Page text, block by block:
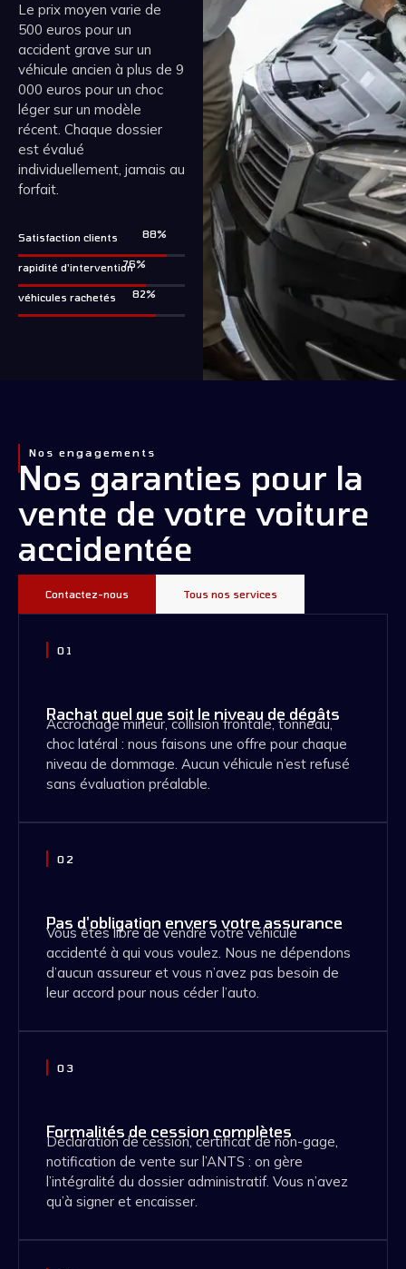
Le prix moyen varie de
500 euros pour un
accident grave sur un
véhicule ancien à plus de 9
000 euros pour un choc
léger sur un modèle
récent. Chaque dossier
est évalué
individuellement, jamais au
forfait.
Satisfaction clients 99
rapidité d'intervention 85
véhicules rachetés 92
Nos engagements
Nos garanties pour la
vente de votre voiture
accidentée
Contactez-nous Tous nos services
01
Rachat quel que soit le niveau de dégâts
Accrochage mineur, collision frontale, tonneau,
choc latéral : nous faisons une offre pour chaque
niveau de dommage. Aucun véhicule n’est refusé
sans évaluation préalable.
02
Pas d'obligation envers votre assurance
Vous êtes libre de vendre votre véhicule
accidenté à qui vous voulez. Nous ne dépendons
d’aucun assureur et vous n’avez pas besoin de
leur accord pour nous céder l’auto.
03
Formalités de cession complètes
Déclaration de cession, certificat de non-gage,
notification de vente sur l’ANTS : on gère
l’intégralité du dossier administratif. Vous n’avez
qu’à signer et encaisser.